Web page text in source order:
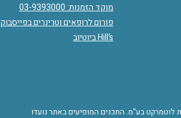
מוקד הזמנות: 03-9393000
פורום לרופאים וטרינרים בפייסבוק
Hill’s ביוטיוב
לוטמרקט בע"מ. התכנים המופיעים באתר נועדו